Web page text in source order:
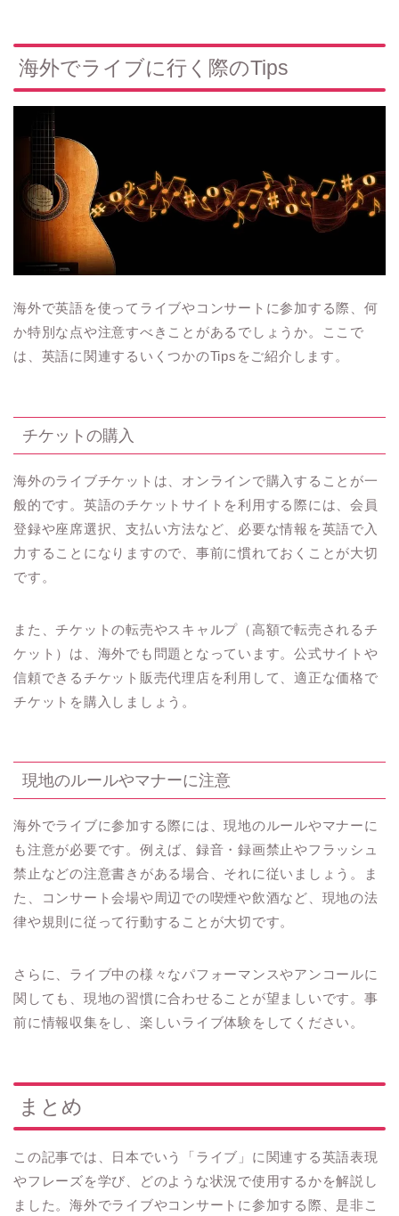
海外でライブに行く際のTips
海外で英語を使ってライブやコンサートに参加する際、何
か特別な点や注意すべきことがあるでしょうか。ここで
は、英語に関連するいくつかのTipsをご紹介します。
チケットの購入
海外のライブチケットは、オンラインで購入することが一
般的です。英語のチケットサイトを利用する際には、会員
登録や座席選択、支払い方法など、必要な情報を英語で入
力することになりますので、事前に慣れておくことが大切
です。
また、チケットの転売やスキャルプ（高額で転売されるチ
ケット）は、海外でも問題となっています。公式サイトや
信頼できるチケット販売代理店を利用して、適正な価格で
チケットを購入しましょう。
現地のルールやマナーに注意
海外でライブに参加する際には、現地のルールやマナーに
も注意が必要です。例えば、録音・録画禁止やフラッシュ
禁止などの注意書きがある場合、それに従いましょう。ま
た、コンサート会場や周辺での喫煙や飲酒など、現地の法
律や規則に従って行動することが大切です。
さらに、ライブ中の様々なパフォーマンスやアンコールに
関しても、現地の習慣に合わせることが望ましいです。事
前に情報収集をし、楽しいライブ体験をしてください。
まとめ
この記事では、日本でいう「ライブ」に関連する英語表現
やフレーズを学び、どのような状況で使用するかを解説し
ました。海外でライブやコンサートに参加する際、是非こ